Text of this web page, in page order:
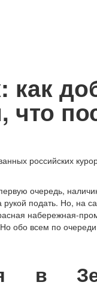
как
что
российских
очередь,
подать. Но, на
набережная-
обо всем по
в